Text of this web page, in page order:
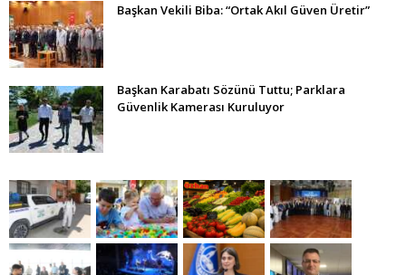
Başkan Vekili Biba: “Ortak Akıl Güven Üretir”
Başkan Karabatı Sözünü Tuttu; Parklara
Güvenlik Kamerası Kuruluyor